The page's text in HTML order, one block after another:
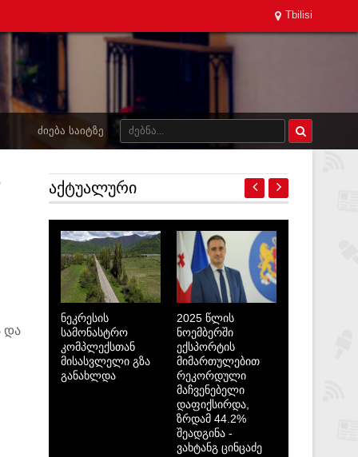
Tbilisi
ᲫᲘᲔᲑᲐ ᲡᲐᲘᲢᲖᲔ
და
ᲐᲥᲢᲣᲐᲚᲣᲠᲘ
ნეკრესის
სამონასტრო
კომპლექსთან
მისასვლელი გზა
განახლდა
2025 წლის
ნოემბერში
ექსპორტის
მიმართულებით
რეკორდული
მაჩვენებელი
დაფიქსირდა,
ზრდამ 44.2%
შეადგინა -
ვახტანგ ცინცაძე